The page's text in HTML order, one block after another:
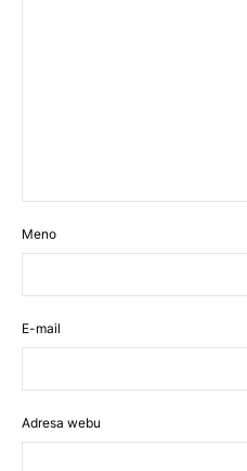
Meno
E-mail
Adresa webu